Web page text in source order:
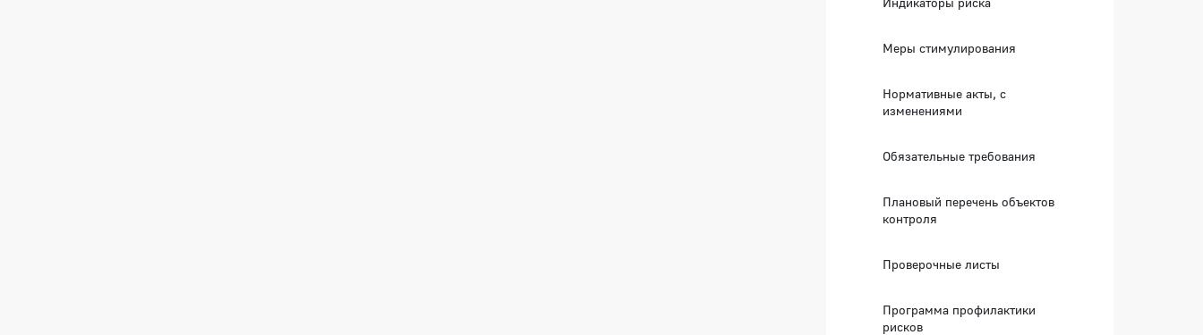
Меры стимулирования
Нормативные акты, с
изменениями
Обязательные требования
Плановый перечень объектов
контроля
Проверочные листы
Программа профилактики
рисков